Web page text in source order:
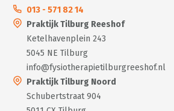
013 - 571 82 14
Praktijk Tilburg Reeshof
Ketelhavenplein 243
5045 NE Tilburg
info@fysiotherapietilburgreeshof.nl
Praktijk Tilburg Noord
Schubertstraat 904